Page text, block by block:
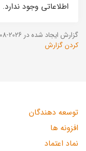
اطلاعاتی وجود ندارد.
گزارش ایجاد شده در 2026-08-06 ساعت 16:02:16 (UTC +03:30).
کردن گزارش
توسعه دهندگان
افزونه ها
نماد اعتماد